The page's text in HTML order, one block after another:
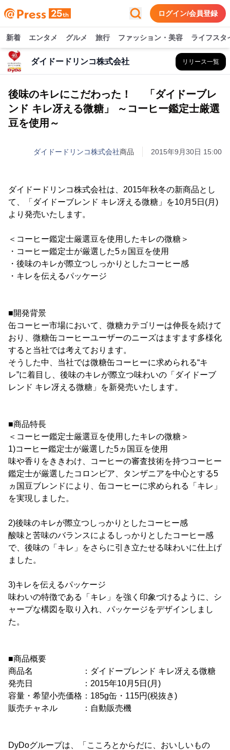
ログイン/会員登録
新着 エンタメ グルメ 旅行 ファッション・美容 ライフスタ
ダイドードリンコ株式会社 リリース一覧
後味のキレにこだわった！ 「ダイドーブレ
ンド キレ冴える微糖」 ～コーヒー鑑定士厳選
豆を使用～
ダイドードリンコ株式会社商品 2015年9月30日 15:00
ダイドードリンコ株式会社は、2015年秋冬の新商品とし
て、「ダイドーブレンド キレ冴える微糖」を10月5日(月)
より発売いたします。
＜コーヒー鑑定士厳選豆を使用したキレの微糖＞
・コーヒー鑑定士が厳選した5ヵ国豆を使用
・後味のキレが際立つしっかりとしたコーヒー感
・キレを伝えるパッケージ
■開発背景
缶コーヒー市場において、微糖カテゴリーは伸長を続けて
おり、微糖缶コーヒーユーザーのニーズはますます多様化
すると当社では考えております。
そうした中、当社では微糖缶コーヒーに求められる“キ
レ”に着目し、後味のキレが際立つ味わいの「ダイドーブ
レンド キレ冴える微糖」を新発売いたします。
■商品特長
＜コーヒー鑑定士厳選豆を使用したキレの微糖＞
1)コーヒー鑑定士が厳選した5ヵ国豆を使用
味や香りをききわけ、コーヒーの審査技術を持つコーヒー
鑑定士が厳選したコロンビア、タンザニアを中心とする5
ヵ国豆ブレンドにより、缶コーヒーに求められる「キレ」
を実現しました。
2)後味のキレが際立つしっかりとしたコーヒー感
酸味と苦味のバランスによるしっかりとしたコーヒー感
で、後味の「キレ」をさらに引き立たせる味わいに仕上げ
ました。
3)キレを伝えるパッケージ
味わいの特徴である「キレ」を強く印象づけるように、シ
ャープな構図を取り入れ、パッケージをデザインしまし
た。
■商品概要
商品名 ：ダイドーブレンド キレ冴える微糖
発売日 ：2015年10月5日(月)
容量・希望小売価格：185g缶・115円(税抜き)
販売チャネル ：自動販売機
DyDoグループは、「こころとからだに、おいしいもの